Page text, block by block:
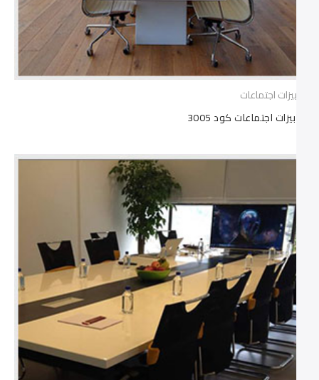
ترابيزات اجتماعات
ترابيزات اجتماعات كود 3005